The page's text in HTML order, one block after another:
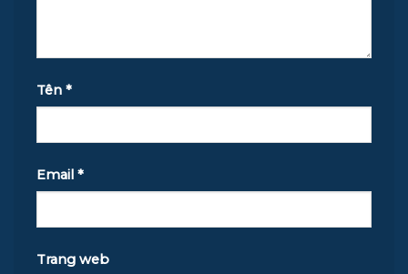
Tên *
Email *
Trang web